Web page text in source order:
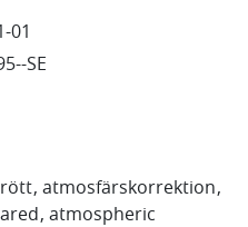
01
SE
atmosfärskorrektion
atmospheric